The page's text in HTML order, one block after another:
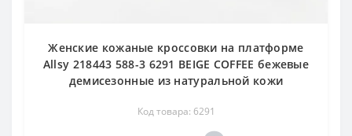
Женские кожаные кроссовки на платформе
Allsy 218443 588-3 6291 BEIGE COFFEE бежевые
демисезонные из натуральной кожи
Код товара: 6291